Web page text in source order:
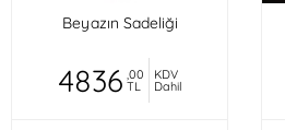
Beyazın Sadeliği
4836 ,00
TL
KDV
Dahil